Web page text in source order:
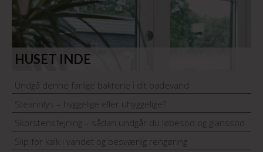
HUSET INDE
Undgå denne farlige bakterie i dit badevand
Stearinlys – hyggelige eller uhyggelige?
Skorstensfejning – sådan undgår du løbesod og glanssod
Slip for kalk i vandet og besværlig rengøring